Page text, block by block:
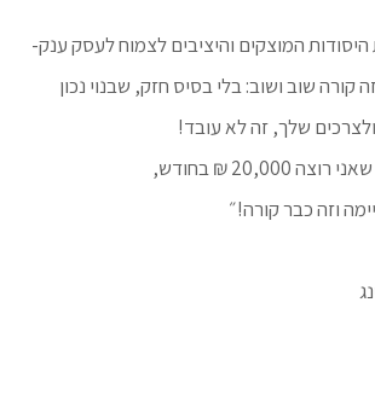
המוצקים והיציבים לצמוח לעסק ענק-
קורה שוב ושוב: בלי בסיס חזק, שבנוי נכון
שלך, זה לא עובד!
₪ בחודש,
וזה כבר קורה!״